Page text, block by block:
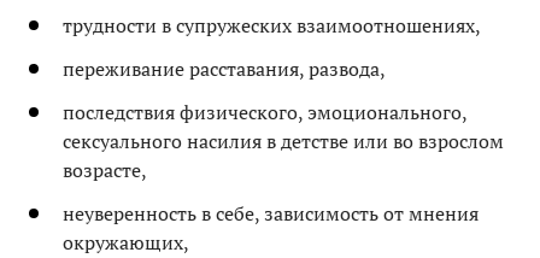
трудности в супружеских взаимоотношениях,
переживание расставания, развода,
последствия физического, эмоционального,
сексуального насилия в детстве или во взрослом
возрасте,
неуверенность в себе, зависимость от мнения
окружающих,